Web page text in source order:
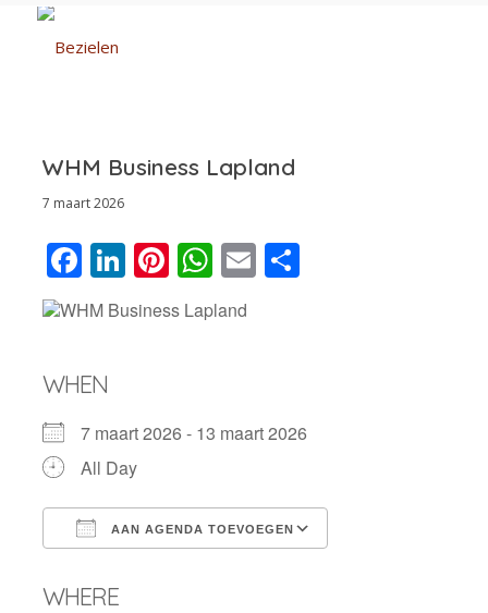
WHM Business Lapland
7 maart 2026
Facebook
LinkedIn
Pinterest
WhatsApp
EmailDelen
WHEN
7 maart 2026 - 13 maart 2026
All Day
AAN AGENDA TOEVOEGEN
WHERE